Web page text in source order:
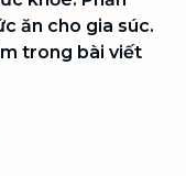
ăn cho gia súc.
trong bài viết